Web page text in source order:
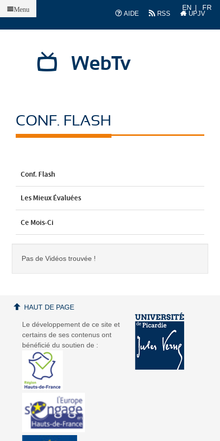
AIDE
RSS UPJV
EN FR
WebTv
Menu
CONF. FLASH
Conf. Flash
Les Mieux Évaluées
Ce Mois-Ci
Pas de Vidéos trouvée !
Le développement de ce site et
certains de ses contenus ont
bénéficié du soutien de :
HAUT DE PAGE